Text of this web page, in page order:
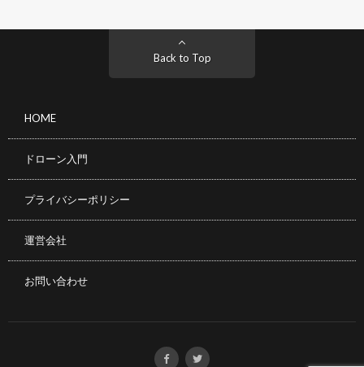
Back to Top
HOME
ドローン入門
プライバシーポリシー
運営会社
お問い合わせ